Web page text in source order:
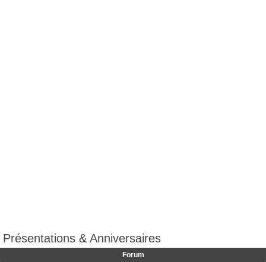
Présentations & Anniversaires
Forum